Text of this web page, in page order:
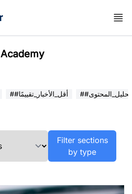
Academy
##أقل_الأخبار_تقييمًا ##تحليل_المحتوى
Filter sections
by type